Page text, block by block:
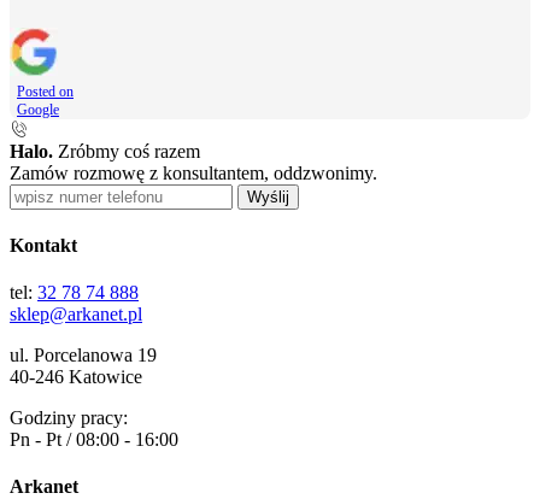
Posted on
Google
Halo. Zróbmy coś razem
Zamów rozmowę z konsultantem, oddzwonimy.
Wyślij
Kontakt
tel: 32 78 74 888
sklep@arkanet.pl
ul. Porcelanowa 19
40-246 Katowice
Godziny pracy:
Pn - Pt / 08:00 - 16:00
Arkanet